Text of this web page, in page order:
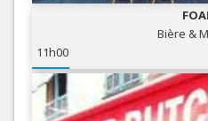
Bière &
11h00